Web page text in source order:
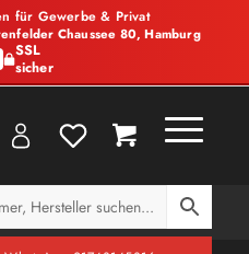
für Gewerbe & Privat
Chaussee 80, Hamburg
SSL
sicher